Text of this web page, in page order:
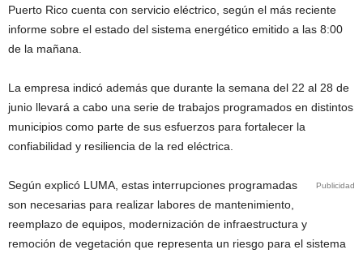
Puerto Rico cuenta con servicio eléctrico, según el más reciente
informe sobre el estado del sistema energético emitido a las 8:00
de la mañana.
La empresa indicó además que durante la semana del 22 al 28 de
junio llevará a cabo una serie de trabajos programados en distintos
municipios como parte de sus esfuerzos para fortalecer la
confiabilidad y resiliencia de la red eléctrica.
Publicidad
Según explicó LUMA, estas interrupciones programadas
son necesarias para realizar labores de mantenimiento,
reemplazo de equipos, modernización de infraestructura y
remoción de vegetación que representa un riesgo para el sistema